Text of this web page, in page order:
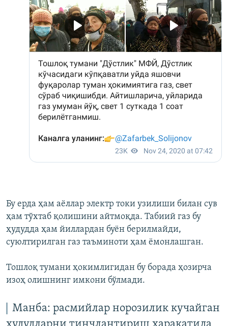
Бу ерда ҳам аёллар электр токи узилиши билан сув
ҳам тўхтаб қолишини айтмоқда. Табиий газ бу
ҳудудда ҳам йиллардан буён берилмайди,
суюлтирилган газ таъминоти ҳам ёмонлашган.
Тошлоқ тумани ҳокимлигидан бу борада ҳозирча
изоҳ олишнинг имкони бўлмади.
Манба: расмийлар норозилик кучайган